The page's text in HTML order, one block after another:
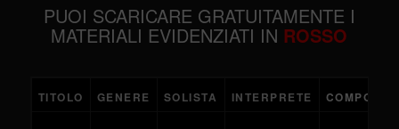
PUOI SCARICARE GRATUITAMENTE I
MATERIALI EVIDENZIATI IN ROSSO
TITOLO GENERE SOLISTA INTERPRETE